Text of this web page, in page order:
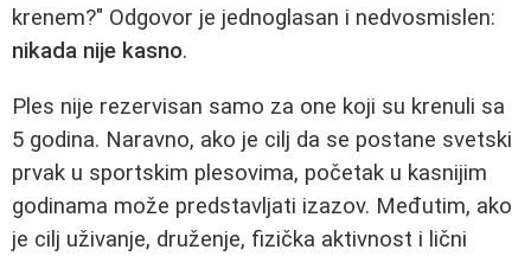
krenem?" Odgovor je jednoglasan i nedvosmislen:
nikada nije kasno.
Ples nije rezervisan samo za one koji su krenuli sa
5 godina. Naravno, ako je cilj da se postane svetski
prvak u sportskim plesovima, početak u kasnijim
godinama može predstavljati izazov. Međutim, ako
je cilj uživanje, druženje, fizička aktivnost i lični